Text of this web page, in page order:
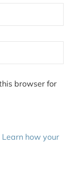
browser for
Learn how your